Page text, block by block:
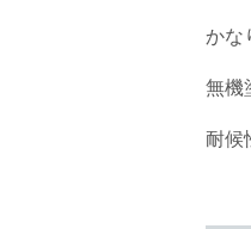
かな
無機
耐候